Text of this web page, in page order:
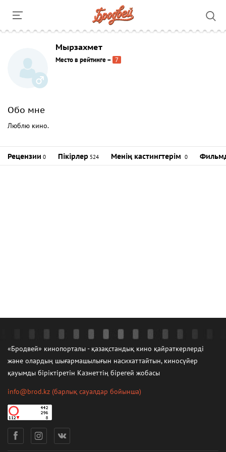
Мырзахмет
Место в рейтинге– 7
Обо мне
Люблю кино.
Рецензии 0 Пікірлер 524 Менің кастингтерім 0
«Бродвей» кинопорталы - қазақстандық кино қайраткерлерді
және олардың шығармашылығын насихаттайтын, киносүйер
қауымды біріктіретін Казнеттің бірегей жобасы
info@brod.kz (барлық сауалдар бойынша)